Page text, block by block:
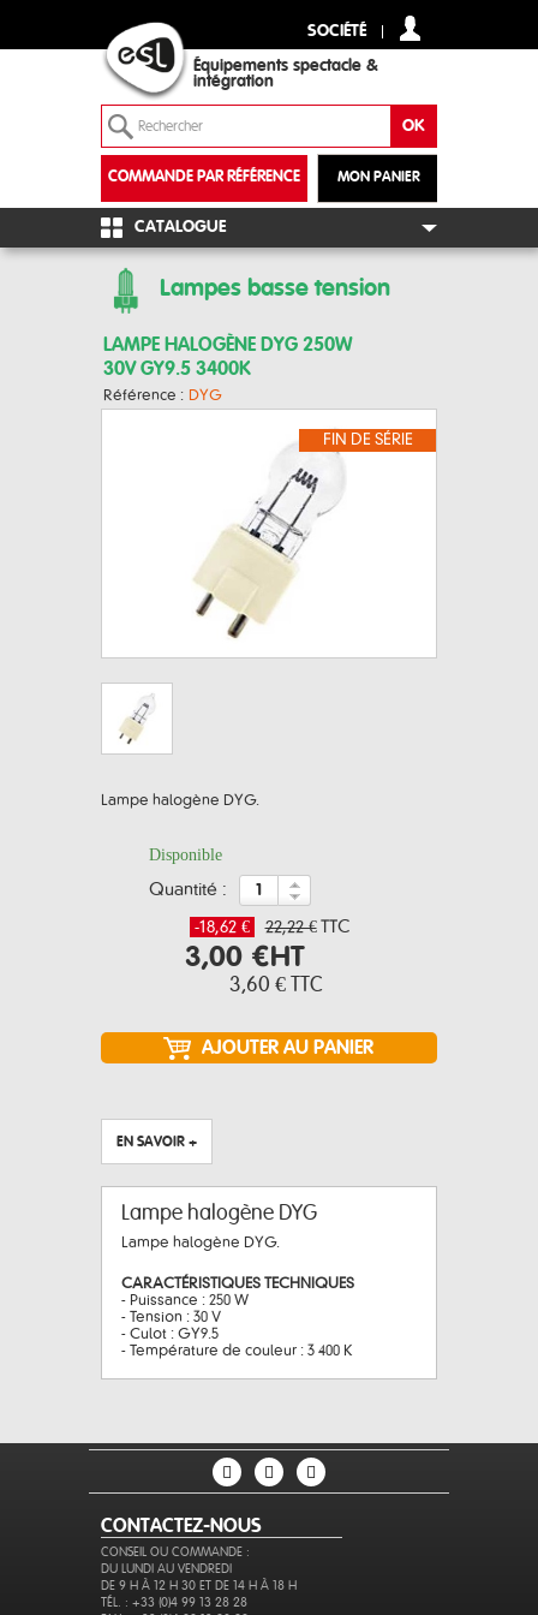
SOCIÉTÉ
Équipements spectacle &
intégration
MON PANIER
COMMANDE PAR RÉFÉRENCE
+
CATALOGUE
Lampes basse tension
LAMPE HALOGÈNE DYG 250W
30V GY9.5 3400K
Référence : DYG
FIN DE SÉRIE
Lampe halogène DYG.
Disponible
quantité :
-18,62 € 22,22 € TTC
3,00 €HT
3,60 € TTC
EN SAVOIR +
Lampe halogène DYG
Lampe halogène DYG.
CARACTÉRISTIQUES TECHNIQUES
- Puissance : 250 W
- Tension : 30 V
- Culot : GY9.5
- Température de couleur : 3 400 K
CONTACTEZ-NOUS
CONSEIL OU COMMANDE :
DU LUNDI AU VENDREDI
DE 9 H À 12 H 30 ET DE 14 H À 18 H
TÉL. : +33 (0)4 99 13 28 28